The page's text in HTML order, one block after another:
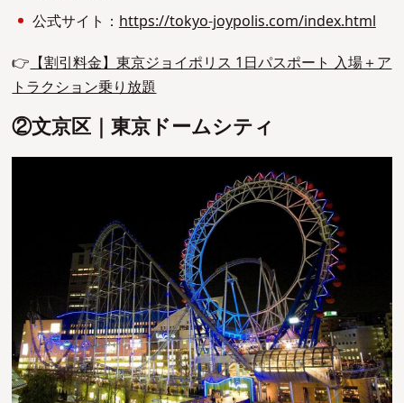
公式サイト： https://tokyo-joypolis.com/index.html
👉【割引料金】東京ジョイポリス 1日パスポート 入場＋ア
トラクション乗り放題
②文京区｜東京ドームシティ